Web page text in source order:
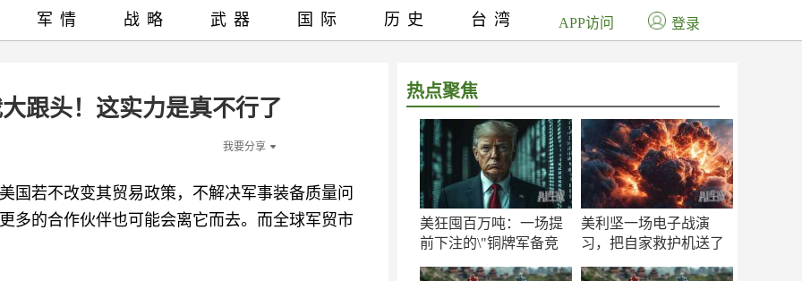
跟头！这实力是真不行了
我要分享
国若不改变其贸易政策，不解决军事装备质量问
多的合作伙伴也可能会离它而去。而全球军贸市
热点聚焦
美狂囤百万吨：一场提
前下注的\"铜牌军备竞
美利坚一场电子战演
习，把自家救护机送了
军情 战略 武器 国际 历史 台湾 APP访问 登录